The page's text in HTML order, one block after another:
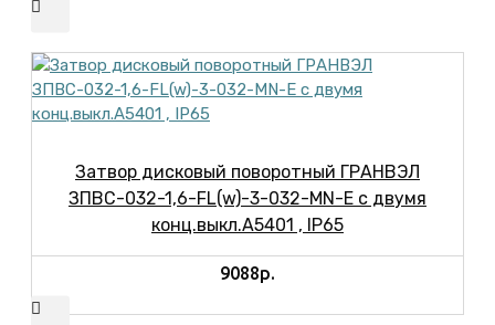
Затвор дисковый поворотный ГРАНВЭЛ
ЗПВС-032-1,6-FL(w)-3-032-MN-E с двумя
конц.выкл.A5401 , IP65
9088р.